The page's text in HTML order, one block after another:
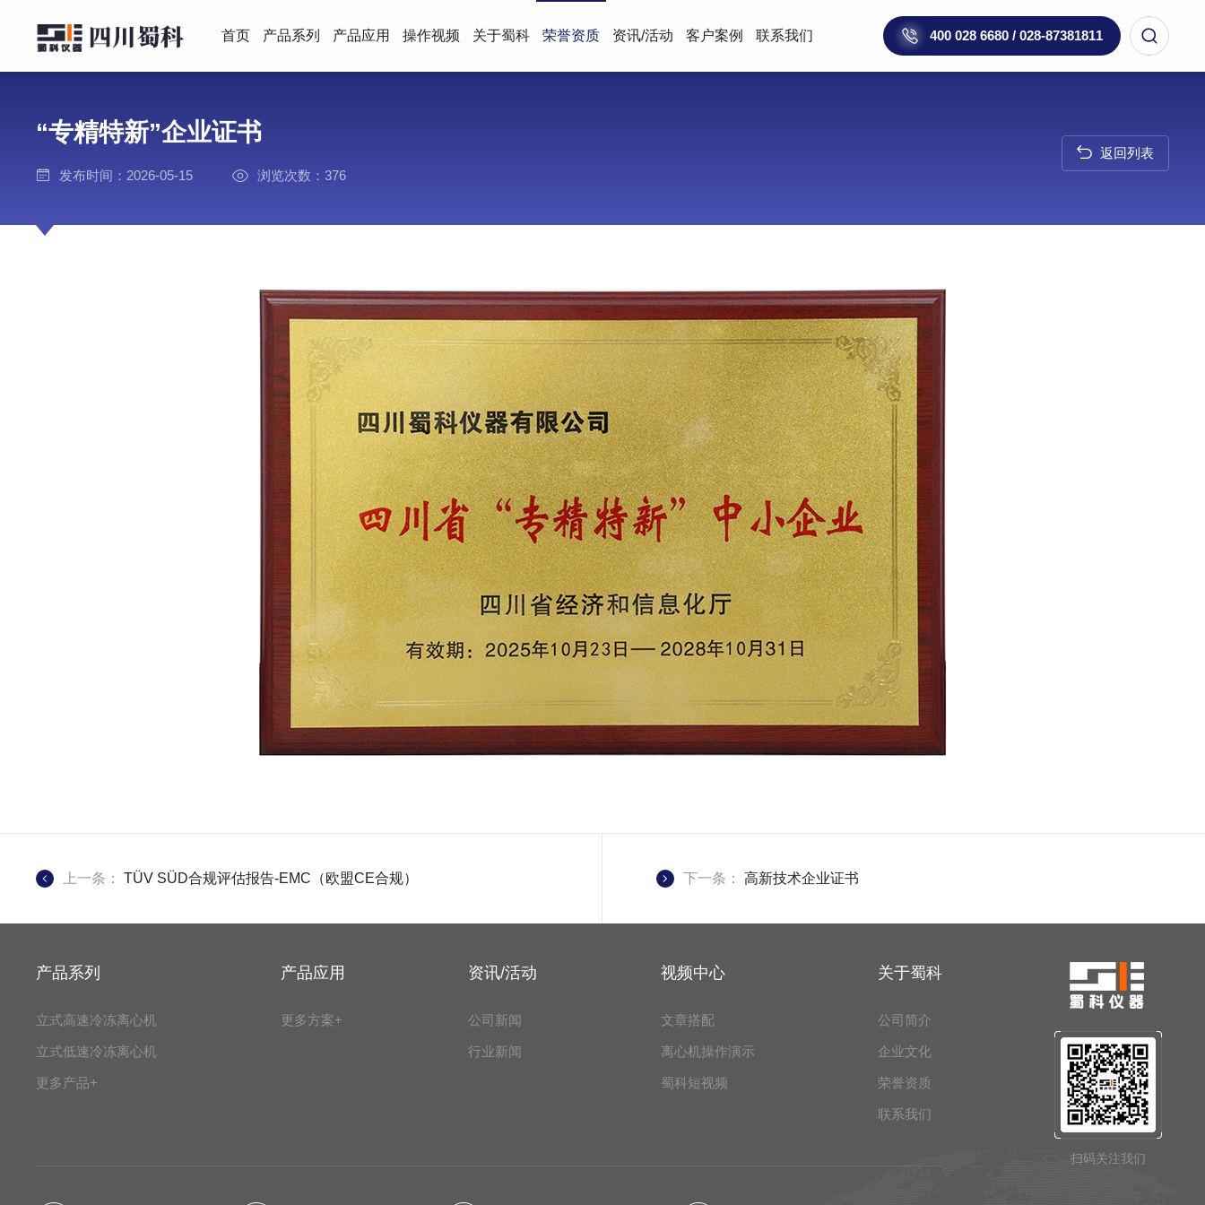
400 028 6680 / 028-87381811
首页 产品系列 产品应用 操作视频 关于蜀科 荣誉资质 资讯/活动 客户案例 联系我们
“专精特新”企业证书
发布时间：2026-05-15 浏览次数：376
返回列表
上一条：TÜV SÜD合规评估报告-EMC（欧盟CE合规） 下一条： 高新技术企业证书
产品系列
立式高速冷冻离心机
立式低速冷冻离心机
更多产品+
产品应用
更多方案+
资讯/活动
公司新闻
行业新闻
视频中心
文章搭配
离心机操作演示
蜀科短视频
关于蜀科
公司简介
企业文化
荣誉资质
联系我们
扫码关注我们